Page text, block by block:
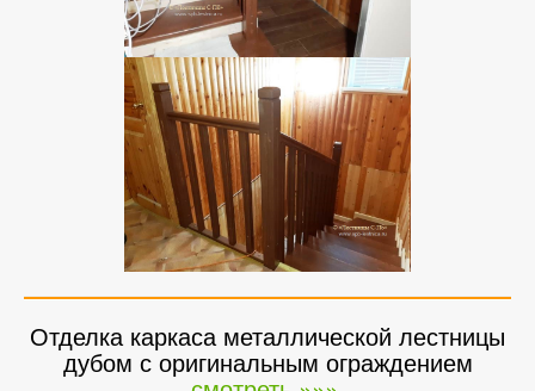
Отделка каркаса металлической лестницы
дубом с оригинальным ограждением